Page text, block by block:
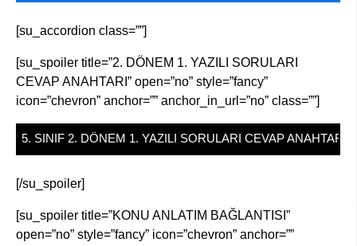
[su_accordion class=””]
[su_spoiler title=”2. DÖNEM 1. YAZILI SORULARI
CEVAP ANAHTARI” open=”no” style=”fancy”
icon=”chevron” anchor=”” anchor_in_url=”no” class=””]
5. SINIF 2. DÖNEM 1. YAZILI SORULARI CEVAP ANAHTARI
[/su_spoiler]
[su_spoiler title=”KONU ANLATIM BAĞLANTISI”
open=”no” style=”fancy” icon=”chevron” anchor=””